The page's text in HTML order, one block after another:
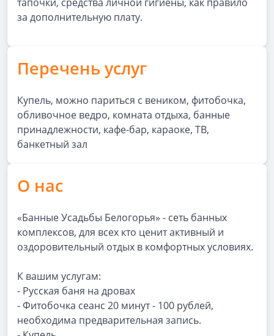
за дополнительную плату.
Перечень услуг
Купель, можно париться с веником, фитобочка,
обливочное ведро, комната отдыха, банные
принадлежности, кафе-бар, караоке, ТВ,
банкетный зал
О нас
«Банные Усадьбы Белогорья» - сеть банных
комплексов, для всех кто ценит активный и
оздоровительный отдых в комфортных условиях.
К вашим услугам:
- Русская баня на дровах
- Фитобочка сеанс 20 минут - 100 рублей,
необходима предварительная запись.